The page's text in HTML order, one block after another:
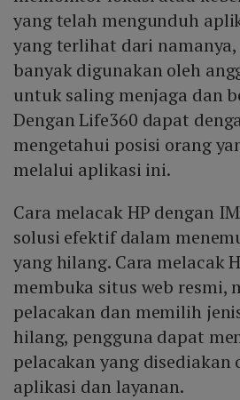
yang telah mengunduh
yang terlihat dari
banyak digunakan oleh
untuk saling menjaga dan
Dengan Life360 dapat
mengetahui posisi orang
melalui aplikasi ini.
Cara melacak HP dengan
solusi efektif dalam
yang hilang. Cara melacak
membuka situs web resmi,
pelacakan dan memilih
hilang, pengguna dapat
pelacakan yang disediakan
aplikasi dan layanan.